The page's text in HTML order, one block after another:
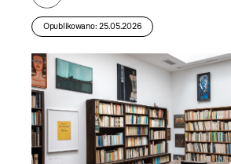
Opublikowano: 25.05.2026